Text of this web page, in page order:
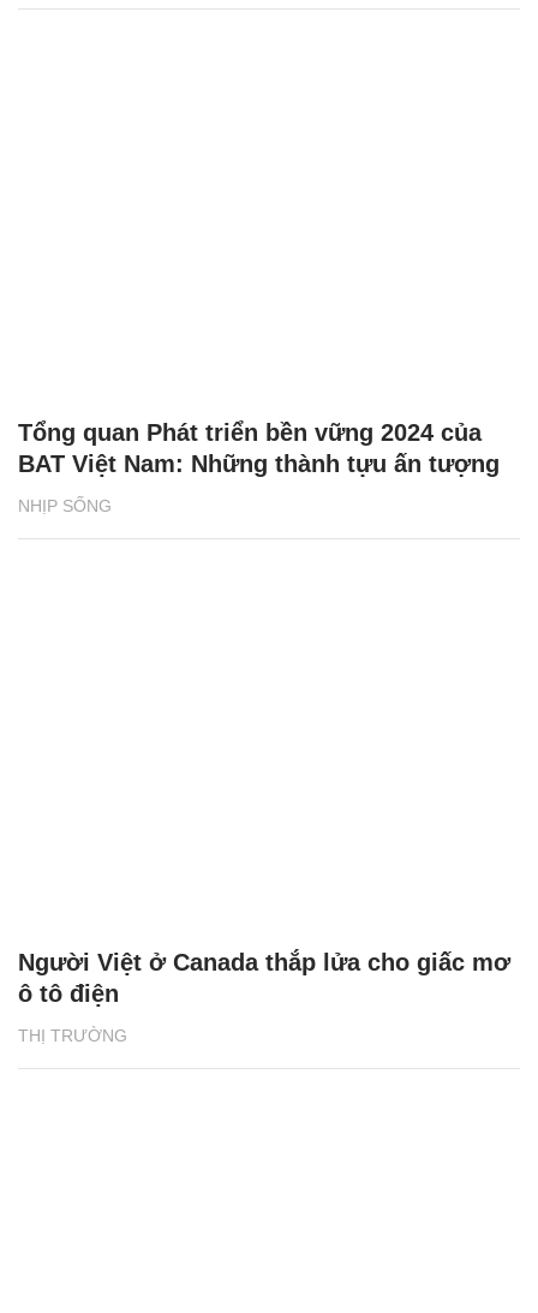
NHỊP SỐNG
Tổng quan Phát triển bền vững 2024 của
BAT Việt Nam: Những thành tựu ấn tượng
THỊ TRƯỜNG
Người Việt ở Canada thắp lửa cho giấc mơ
ô tô điện